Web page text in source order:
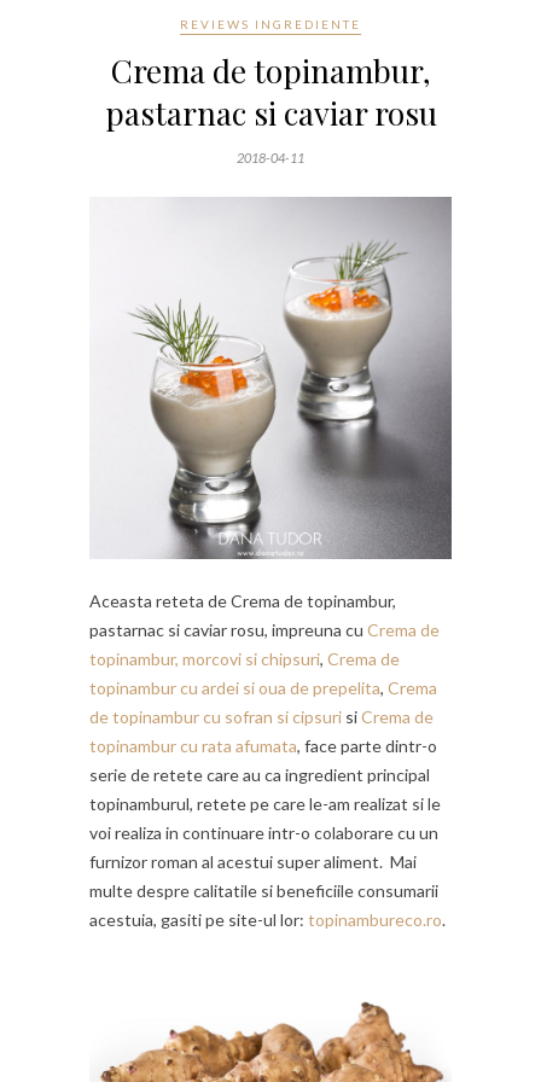
REVIEWS INGREDIENTE
Crema de topinambur,
pastarnac si caviar rosu
2018-04-11
Aceasta reteta de Crema de topinambur,
pastarnac si caviar rosu, impreuna cu Crema de
topinambur, morcovi si chipsuri, Crema de
topinambur cu ardei si oua de prepelita, Crema
de topinambur cu sofran si cipsuri siCrema de
topinambur cu rata afumata, face parte dintr-o
serie de retete care au ca ingredient principal
topinamburul, retete pe care le-am realizat si le
voi realiza in continuare intr-o colaborare cu un
furnizor roman al acestui super aliment. Mai
multe despre calitatile si beneficiile consumarii
acestuia, gasiti pe site-ul lor: topinambureco.ro.